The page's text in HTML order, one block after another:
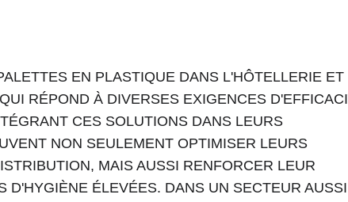
EN PLASTIQUE DANS L'HÔTELLERIE ET
RÉPOND À DIVERSES EXIGENCES
CES SOLUTIONS DANS LEURS
NON SEULEMENT OPTIMISER LEURS
MAIS AUSSI RENFORCER LEUR
D'HYGIÈNE ÉLEVÉES. DANS UN SECTEUR AUSSI